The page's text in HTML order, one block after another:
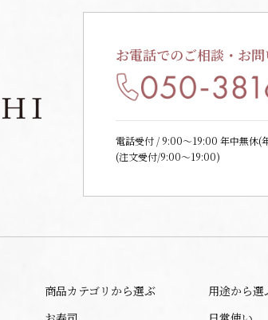
お電話でのご相談・お
電話受付 / 9:00〜19:00 年中無休(
(注文受付/9:00～19:00)
商品カテゴリから選ぶ
用途から選